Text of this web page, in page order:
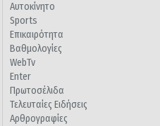
Αυτοκίνητο
Sports
Επικαιρότητα
Βαθμολογίες
WebTv
Enter
Πρωτοσέλιδα
Τελευταίες Ειδήσεις
Αρθρογραφίες